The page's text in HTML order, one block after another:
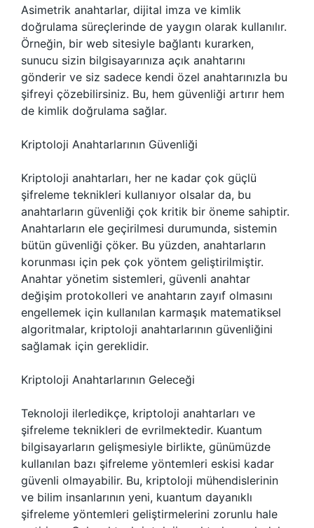
Asimetrik anahtarlar, dijital imza ve kimlik
doğrulama süreçlerinde de yaygın olarak kullanılır.
Örneğin, bir web sitesiyle bağlantı kurarken,
sunucu sizin bilgisayarınıza açık anahtarını
gönderir ve siz sadece kendi özel anahtarınızla bu
şifreyi çözebilirsiniz. Bu, hem güvenliği artırır hem
de kimlik doğrulama sağlar.
Kriptoloji Anahtarlarının Güvenliği
Kriptoloji anahtarları, her ne kadar çok güçlü
şifreleme teknikleri kullanıyor olsalar da, bu
anahtarların güvenliği çok kritik bir öneme sahiptir.
Anahtarların ele geçirilmesi durumunda, sistemin
bütün güvenliği çöker. Bu yüzden, anahtarların
korunması için pek çok yöntem geliştirilmiştir.
Anahtar yönetim sistemleri, güvenli anahtar
değişim protokolleri ve anahtarın zayıf olmasını
engellemek için kullanılan karmaşık matematiksel
algoritmalar, kriptoloji anahtarlarının güvenliğini
sağlamak için gereklidir.
Kriptoloji Anahtarlarının Geleceği
Teknoloji ilerledikçe, kriptoloji anahtarları ve
şifreleme teknikleri de evrilmektedir. Kuantum
bilgisayarların gelişmesiyle birlikte, günümüzde
kullanılan bazı şifreleme yöntemleri eskisi kadar
güvenli olmayabilir. Bu, kriptoloji mühendislerinin
ve bilim insanlarının yeni, kuantum dayanıklı
şifreleme yöntemleri geliştirmelerini zorunlu hale